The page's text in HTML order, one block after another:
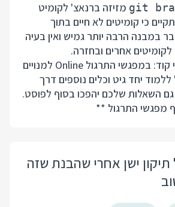
git מזיזה ברנאצ' לקומיט
כי קומיטים לא חיים בתוך
במבנה הרבה יותר גמיש ואין בעיה
אחרים ובחזרה.
** בואו לכתוב איתי קוד: במפגשי התרגול Online למנויים
ללמוד יחד גיט וכלים נוספים דרך
גם השאלות שלכם יהפכו בסוף לפוסט.
מפגשי התרגול **
ישן אחרי שהבנת שזה